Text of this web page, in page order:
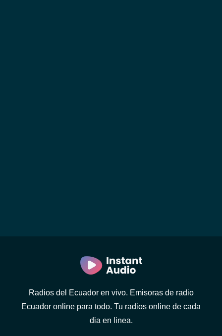
Radios del Ecuador en vivo. Emisoras de radio
Ecuador online para todo. Tu radios online de cada
dia en linea.